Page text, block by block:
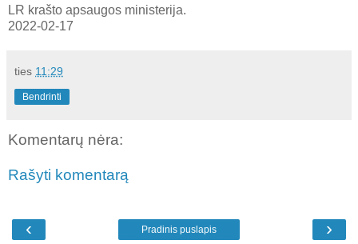
LR krašto apsaugos ministerija.
2022-02-17
ties 11:29
Bendrinti
Komentarų nėra:
Rašyti komentarą
‹ ›
Pradinis puslapis